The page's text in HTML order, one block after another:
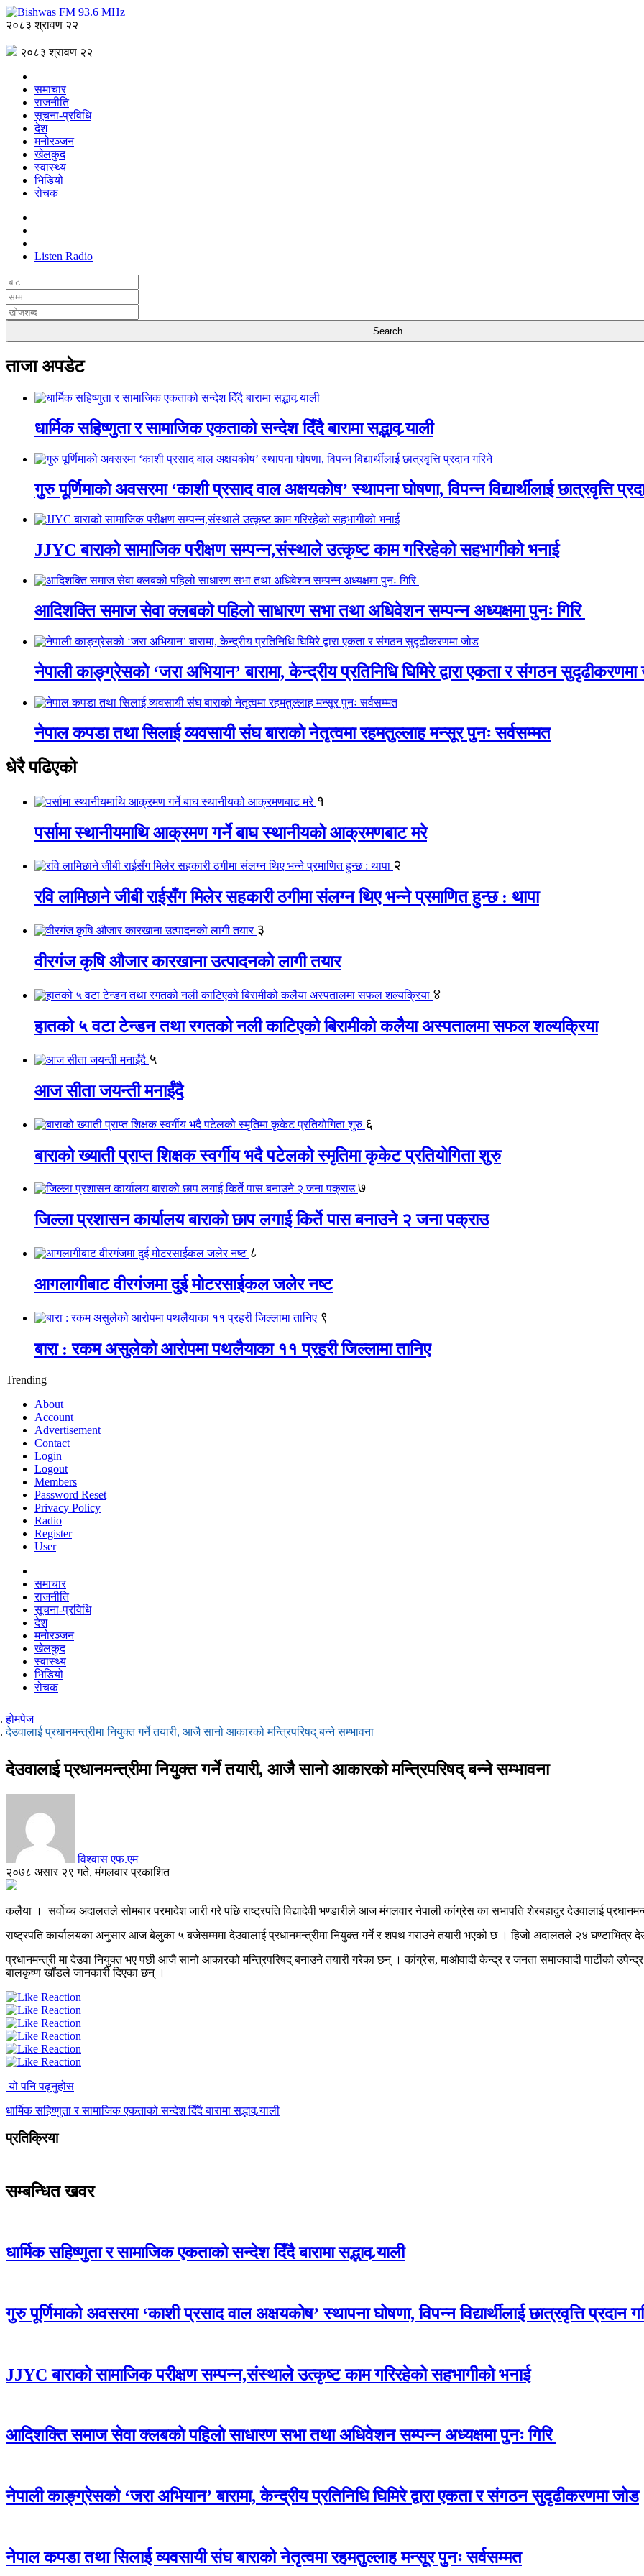
२०८३ श्रावण २२
२०८३ श्रावण २२
समाचार
राजनीति
सूचना-प्रविधि
देश
मनोरञ्जन
खेलकुद
स्वास्थ्य
भिडियो
रोचक
Listen Radio
ताजा अपडेट
धार्मिक सहिष्णुता र सामाजिक एकताको सन्देश दिँदै बारामा सद्भाव र्‍याली
गुरु पूर्णिमाको अवसरमा ‘काशी प्रसाद वाल अक्षयकोष’ स्थापना घोषणा, विपन्न विद्यार्थीलाई छात्रवृत्ति
JJYC बाराको सामाजिक परीक्षण सम्पन्न,संस्थाले उत्कृष्ट काम गरिरहेको सहभागीको भनाई
आदिशक्ति समाज सेवा क्लबको पहिलो साधारण सभा तथा अधिवेशन सम्पन्न अध्यक्षमा पुनः गिरि
नेपाली काङ्ग्रेसको ‘जरा अभियान’ बारामा, केन्द्रीय प्रतिनिधि घिमिरे द्वारा एकता र संगठन
नेपाल कपडा तथा सिलाई व्यवसायी संघ बाराको नेतृत्वमा रहमतुल्लाह मन्सूर पुनः सर्वसम्मत
धेरै पढिएको
१
पर्सामा स्थानीयमाथि आक्रमण गर्ने बाघ स्थानीयको आक्रमणबाट मरे
२
रवि लामिछाने जीबी राईसँग मिलेर सहकारी ठगीमा संलग्न थिए भन्ने प्रमाणित हुन्छ : थापा
३
वीरगंज कृषि औजार कारखाना उत्पादनको लागी तयार
४
हातको ५ वटा टेन्डन तथा रगतको नली काटिएको बिरामीको कलैया अस्पतालमा सफल शल्यक्रिया
५
आज सीता जयन्ती मनाईंदै
६
बाराको ख्याती प्राप्त शिक्षक स्वर्गीय भदै पटेलको स्मृतिमा कृकेट प्रतियोगिता शुरु
७
जिल्ला प्रशासन कार्यालय बाराको छाप लगाई किर्ते पास बनाउने २ जना पक्राउ
८
आगलागीबाट वीरगंजमा दुई मोटरसाईकल जलेर नष्ट
९
बारा : रकम असुलेको आरोपमा पथलैयाका ११ प्रहरी जिल्लामा तानिए
Trending
About
Account
Advertisement
Contact
Login
Logout
Members
Password Reset
Privacy Policy
Radio
Register
User
समाचार
राजनीति
सूचना-प्रविधि
देश
मनोरञ्जन
खेलकुद
स्वास्थ्य
भिडियो
रोचक
होमपेज
देउवालाई प्रधानमन्त्रीमा नियुक्त गर्ने तयारी, आजै सानो आकारको मन्त्रिपरिषद् बन्ने सम्भावना
देउवालाई प्रधानमन्त्रीमा नियुक्त गर्ने तयारी, आजै सानो आकारको मन्त्रिपरिषद् बन्ने सम्भावना
विश्वास एफ.एम
२०७८ असार २९ गते, मंगलवार प्रकाशित
कलैया । सर्वोच्च अदालतले सोमबार परमादेश जारी गरे पछि राष्ट्रपति विद्यादेवी भण्डारीले आज मंगलवार नेपाली कांग्रेस का सभापति शेरबहादुर देउवालाई
राष्ट्रपति कार्यालयका अनुसार आज बेलुका ५ बजेसम्ममा देउवालाई प्रधानमन्त्रीमा नियुक्त गर्ने र शपथ गराउने तयारी भएको छ । हिजो अदालतले २४ घण्टाभित्र
प्रधानमन्त्री मा देउवा नियुक्त भए पछी आजै सानो आकारको मन्त्रिपरिषद् बनाउने तयारी गरेका छन् । कांग्रेस, माओवादी केन्द्र र जनता समाजवादी पार्टीको
बालकृष्ण खाँडले जानकारी दिएका छन् ।
यो पनि पढ्नुहोस
धार्मिक सहिष्णुता र सामाजिक एकताको सन्देश दिँदै बारामा सद्भाव र्‍याली
प्रतिक्रिया
सम्बन्धित खवर
धार्मिक सहिष्णुता र सामाजिक एकताको सन्देश दिँदै बारामा सद्भाव र्‍याली
गुरु पूर्णिमाको अवसरमा ‘काशी प्रसाद वाल अक्षयकोष’ स्थापना घोषणा, विपन्न विद्यार्थीलाई छात्रवृत्ति प्रदान
JJYC बाराको सामाजिक परीक्षण सम्पन्न,संस्थाले उत्कृष्ट काम गरिरहेको सहभागीको भनाई
आदिशक्ति समाज सेवा क्लबको पहिलो साधारण सभा तथा अधिवेशन सम्पन्न अध्यक्षमा पुनः गिरि
नेपाली काङ्ग्रेसको ‘जरा अभियान’ बारामा, केन्द्रीय प्रतिनिधि घिमिरे द्वारा एकता र संगठन सुदृढीकरणमा जोड
नेपाल कपडा तथा सिलाई व्यवसायी संघ बाराको नेतृत्वमा रहमतुल्लाह मन्सूर पुनः सर्वसम्मत